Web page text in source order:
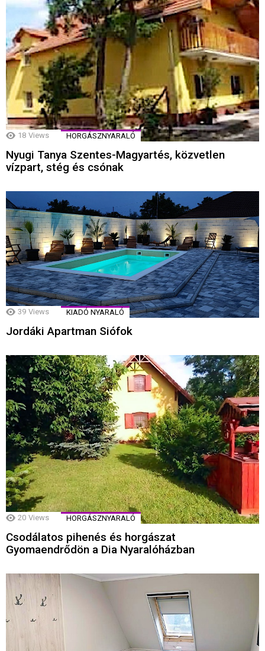
18 Views HORGÁSZNYARALÓ
Nyugi Tanya Szentes-Magyartés, közvetlen
vízpart, stég és csónak
39 Views KIADÓ NYARALÓ
Jordáki Apartman Siófok
20 Views HORGÁSZNYARALÓ
Csodálatos pihenés és horgászat
Gyomaendrődön a Dia Nyaralóházban